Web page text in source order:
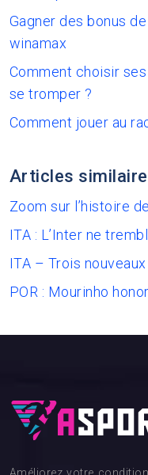
Gagner des bonus
winamax
Comment choisir
se tromper ?
Comment jouer au
Articles
Zoom sur l’histoire
ITA : L’Inter ne
ITA – Trois
POR : Mourinho